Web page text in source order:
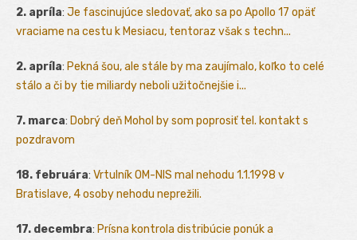
2. apríla: Je fascinujúce sledovať, ako sa po Apollo 17 opäť
vraciame na cestu k Mesiacu, tentoraz však s techn...
2. apríla: Pekná šou, ale stále by ma zaujímalo, koľko to celé
stálo a či by tie miliardy neboli užitočnejšie i...
7. marca: Dobrý deň Mohol by som poprosiť tel. kontakt s
pozdravom
18. februára: Vrtulník OM-NIS mal nehodu 1.1.1998 v
Bratislave, 4 osoby nehodu neprežili.
17. decembra: Prísna kontrola distribúcie ponúk a